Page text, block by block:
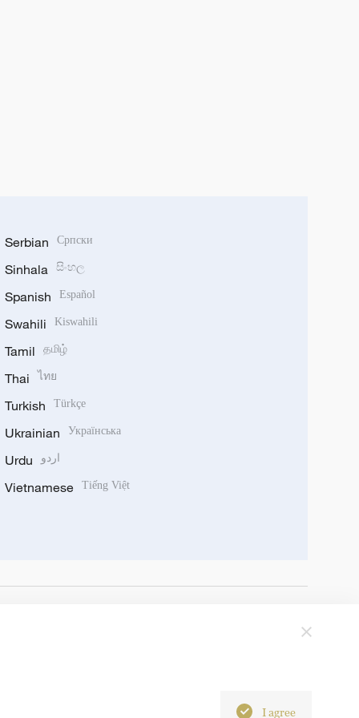
Serbian Српски
Sinhala සිංහල
Spanish Español
Swahili Kiswahili
Tamil தமிழ்
Thai ไทย
Turkish Türkçe
Ukrainian Українська
Urdu اردو
Vietnamese Tiếng Việt
I agree